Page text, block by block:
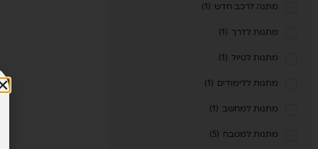
מתנה לרכב חדש (
1
)
מתנות לדרך (
1
)
מתנות לטיול (
1
)
מתנות ללימודים (
1
)
מתנות למחשב (
1
)
מתנות למטבח (
5
)